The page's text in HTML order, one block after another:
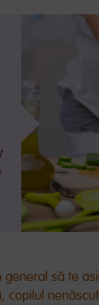
să te
copilul